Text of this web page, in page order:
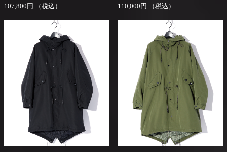
107,800円 （税込） 110,000円 （税込）